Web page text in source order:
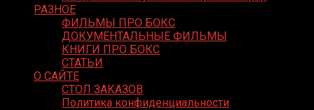
РАЗНОЕ
ФИЛЬМЫ ПРО БОКС
ДОКУМЕНТАЛЬНЫЕ ФИЛЬМЫ
КНИГИ ПРО БОКС
СТАТЬИ
О САЙТЕ
СТОЛ ЗАКАЗОВ
Политика конфиденциальности